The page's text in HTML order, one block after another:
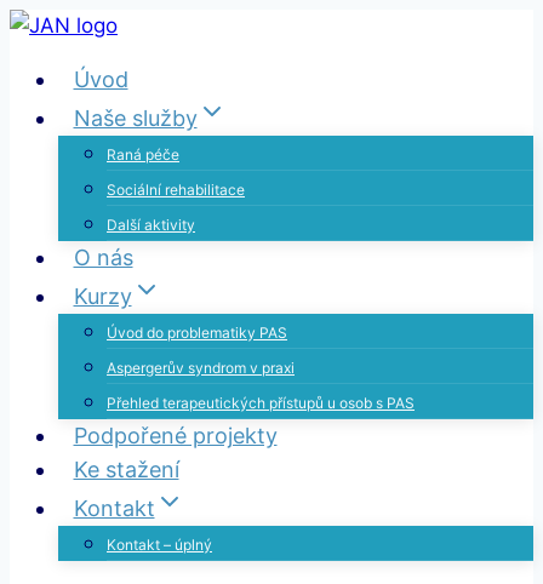
Přeskočit
obsah
Úvod
Naše služby
Raná péče
Sociální rehabilitace
Další aktivity
O nás
Kurzy
Úvod do problematiky PAS
Aspergerův syndrom v praxi
Přehled terapeutických přístupů u osob s PAS
Podpořené projekty
Ke stažení
Kontakt
Kontakt – úplný